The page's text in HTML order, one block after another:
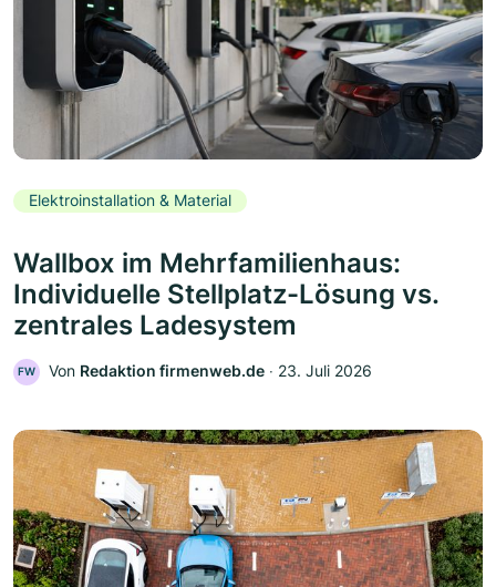
Elektroinstallation & Material
Wallbox im Mehrfamilienhaus:
Individuelle Stellplatz-Lösung vs.
zentrales Ladesystem
FW Von Redaktion firmenweb.de ‧ 23. Juli 2026